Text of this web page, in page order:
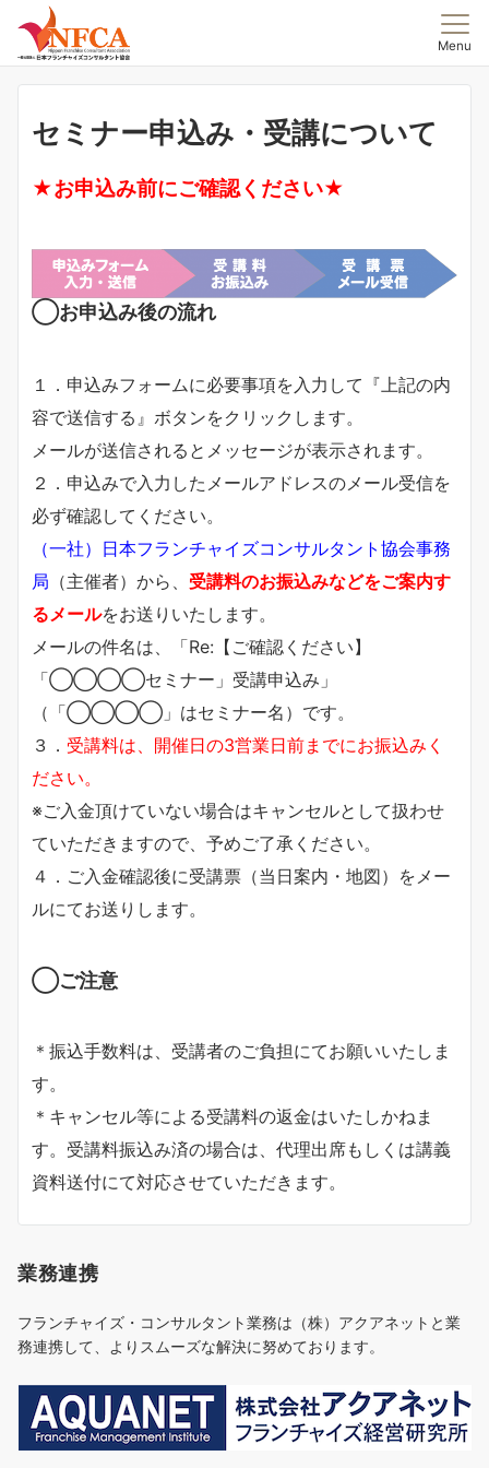
Menu
セミナー申込み・受講について
★お申込み前にご確認ください★
◯お申込み後の流れ
１．申込みフォームに必要事項を入力して『上記の内
容で送信する』ボタンをクリックします。
メールが送信されるとメッセージが表示されます。
２．申込みで入力したメールアドレスのメール受信を
必ず確認してください。
（一社）日本フランチャイズコンサルタント協会事務
局 （主催者）から、 受講料のお振込みなどをご案内す
るメールをお送りいたします。
メールの件名は、「Re:【ご確認ください】
「◯◯◯◯セミナー」受講申込み」
（「◯◯◯◯」はセミナー名）です。
３． 受講料は、開催日の3営業日前までにお振込みく
ださい。
※ご入金頂けていない場合はキャンセルとして扱わせ
ていただきますので、予めご了承ください。
４．ご入金確認後に受講票（当日案内・地図）をメー
ルにてお送りします。
◯ご注意
＊振込手数料は、受講者のご負担にてお願いいたしま
す。
＊キャンセル等による受講料の返金はいたしかねま
す。受講料振込み済の場合は、代理出席もしくは講義
資料送付にて対応させていただきます。
業務連携
フランチャイズ・コンサルタント業務は（株）アクアネットと業
務連携して、よりスムーズな解決に努めております。